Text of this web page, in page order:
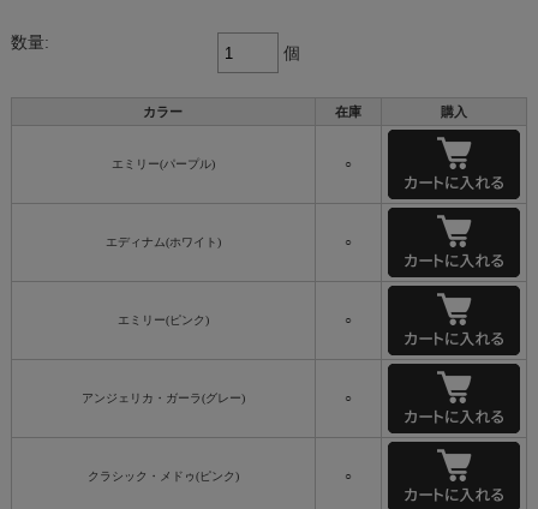
数量:
個
カラー 在庫 購入
エミリー(パープル) ○
エディナム(ホワイト) ○
エミリー(ピンク) ○
アンジェリカ・ガーラ(グレー) ○
クラシック・メドゥ(ピンク) ○